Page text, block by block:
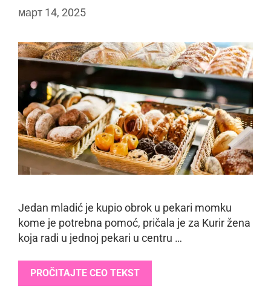
март 14, 2025
Jedan mladić je kupio obrok u pekari momku
kome je potrebna pomoć, pričala je za Kurir žena
koja radi u jednoj pekari u centru …
PROČITAJTE CEO TEKST